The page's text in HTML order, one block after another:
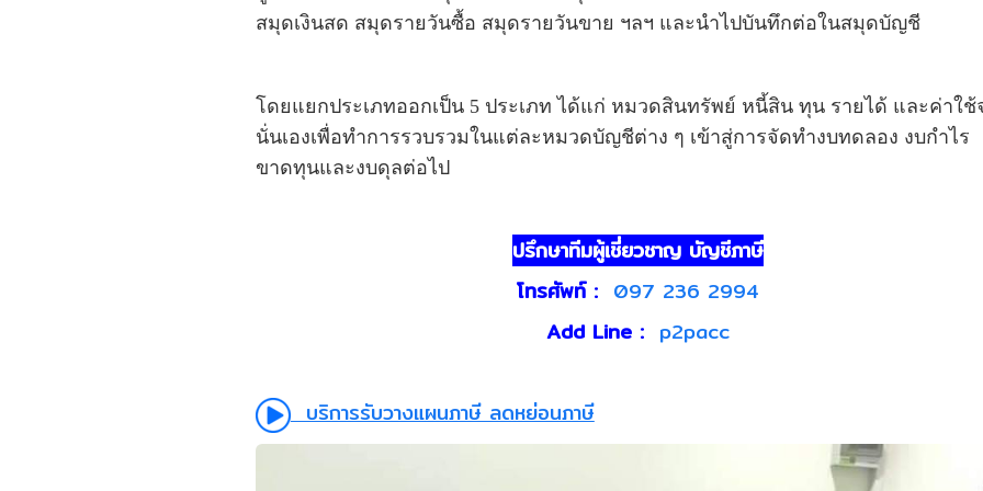
สมุดเงินสด สมุดรายวันซื้อ สมุดรายวันขาย ฯลฯ และนำไปบันทึกต่อในสมุดบัญชี
โดยแยกประเภทออกเป็น 5 ประเภท ได้แก่ หมวดสินทรัพย์ หนี้สิน ทุน รายได้ และค่าใช้
นั่นเองเพื่อทำการรวบรวมในแต่ละหมวดบัญชีต่าง ๆ เข้าสู่การจัดทำงบทดลอง งบกำไร
ขาดทุนและงบดุลต่อไป
ปรึกษาทีมผู้เชี่ยวชาญ บัญชีภาษี
โทรศัพท์ : 097 236 2994
Add Line : p2pacc
บริการรับวางแผนภาษี ลดหย่อนภาษี